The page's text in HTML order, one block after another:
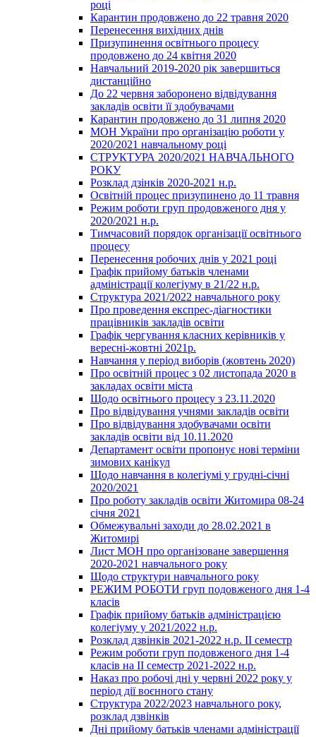
році
Карантин продовжено до 22 травня 2020
Перенесення вихідних днів
Призупинення освітнього процесу
продовжено до 24 квітня 2020
Навчальний 2019-2020 рік завершиться
дистанційно
До 22 червня заборонено відвідування
закладів освіти її здобувачами
Карантин продовжено до 31 липня 2020
МОН України про організацію роботи у
2020/2021 навчальному році
СТРУКТУРА 2020/2021 НАВЧАЛЬНОГО
РОКУ
Розклад дзінків 2020-2021 н.р.
Освітній процес призупинено до 11 травня
Режим роботи груп продовженого дня у
2020/2021 н.р.
Тимчасовий порядок організації освітнього
процесу
Перенесення робочих днів у 2021 році
Графік прийому батьків членами
адміністрації колегіуму в 21/22 н.р.
Структура 2021/2022 навчального року
Про проведення експрес-діагностики
працівників закладів освіти
Графік чергування класних керівників у
вересні-жовтні 2021р.
Навчання у період виборів (жовтень 2020)
Про освітній процес з 02 листопада 2020 в
закладах освіти міста
Щодо освітнього процесу з 23.11.2020
Про відвідування учнями закладів освіти
Про відвідування здобувачами освіти
закладів освіти від 10.11.2020
Департамент освіти пропонує нові терміни
зимових канікул
Щодо навчання в колегіумі у грудні-січні
2020/2021
Про роботу закладів освіти Житомира 08-24
січня 2021
Обмежувальні заходи до 28.02.2021 в
Житомирі
Лист МОН про організоване завершення
2020-2021 навчального року
Щодо структури навчального року
РЕЖИМ РОБОТИ груп подовженого дня 1-4
класів
Графік прийому батьків адміністрацією
колегіуму у 2021/2022 н.р.
Розклад дзвінків 2021-2022 н.р. ІІ семестр
Режим роботи груп подовженого дня 1-4
класів на ІІ семестр 2021-2022 н.р.
Наказ про робочі дні у червні 2022 року у
період дії воєнного стану
Структура 2022/2023 навчального року,
розклад дзвінків
Дні прийому батьків членами адміністрації